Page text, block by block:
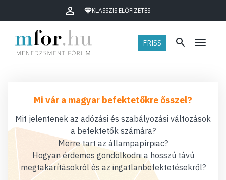
KLASSZIS ELŐFIZETÉS
FRISS Menü
Mi vár a magyar befektetőkre ősszel?
Mit jelentenek az adózási és szabályozási változások
a befektetők számára?
Merre tart az állampapírpiac?
Hogyan érdemes gondolkodni a hosszú távú
megtakarításokról és az ingatlanbefektetésekről?